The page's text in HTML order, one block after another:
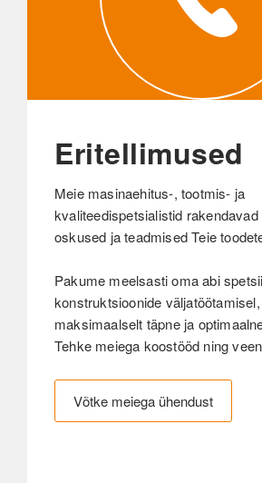
Eritellimused
Meie masinaehitus-, tootmis- ja
kvaliteedispetsialistid
oskused ja teadmised Teie
Pakume meelsasti oma abi
konstruktsioonide
maksimaalselt täpne ja
Tehke meiega koostööd ning
Võtke meiega ühendust